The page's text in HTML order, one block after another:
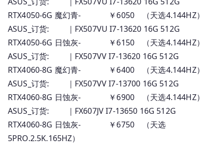
RTX4050-6G 魔幻青- ￥6050 （天选4.144HZ）
ASUS_订货: ｜FX507VU I7-13620 16G 512G
RTX4050-6G 日蚀灰- ￥6150 （天选4.144HZ）
ASUS_订货: ｜FX507VV I7-13620 16G 512G
RTX4060-8G 魔幻青- ￥6400 （天选4.144HZ）
ASUS_订货: ｜FX507VV I7-13700 16G 512G
RTX4060-8G 日蚀灰- ￥6900 （天选4.144HZ）
ASUS_订货: ｜FX607JV I7-13650 16G 512G
RTX4060-8G 日蚀灰- ￥6750 （天选
5PRO.2.5K.165HZ）